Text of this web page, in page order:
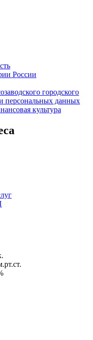
России
городского
персональных данных
культура